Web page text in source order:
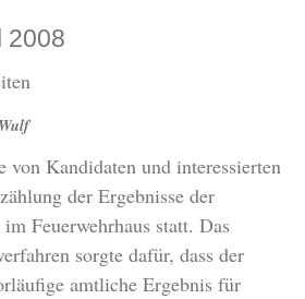
2008
von Kandidaten und interessierten
der Ergebnisse der
Feuerwehrhaus statt. Das
sorgte dafür, dass der
amtliche Ergebnis für